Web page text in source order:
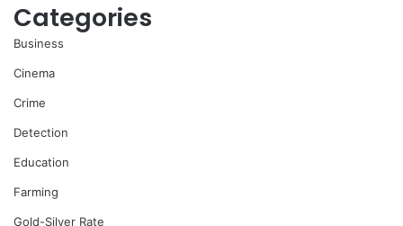
Categories
Business
Cinema
Crime
Detection
Education
Farming
Gold-Silver Rate